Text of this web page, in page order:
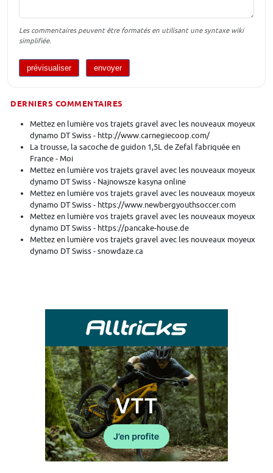
Les commentaires peuvent être formatés en utilisant une syntaxe wiki
simplifiée.
DERNIERS COMMENTAIRES
Mettez en lumière vos trajets gravel avec les nouveaux moyeux
dynamo DT Swiss - http://www.carnegiecoop.com/
La trousse, la sacoche de guidon 1,5L de Zefal fabriquée en
France - Moi
Mettez en lumière vos trajets gravel avec les nouveaux moyeux
dynamo DT Swiss - Najnowsze kasyna online
Mettez en lumière vos trajets gravel avec les nouveaux moyeux
dynamo DT Swiss - https://www.newbergyouthsoccer.com
Mettez en lumière vos trajets gravel avec les nouveaux moyeux
dynamo DT Swiss - https://pancake-house.de
Mettez en lumière vos trajets gravel avec les nouveaux moyeux
dynamo DT Swiss - snowdaze.ca